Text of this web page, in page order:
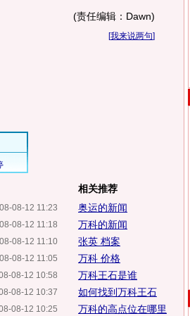
(责任编辑：Dawn)
[我来说两句]
08-08-12 11:23
08-08-12 11:18
08-08-12 11:10
08-08-12 11:05
08-12 10:58
08-12 10:37
08-12 10:25
相关推荐
奥运的新闻
万科的新闻
张英 档案
万科 价格
万科王石是谁
如何找到万科王石
万科的高点位在哪里